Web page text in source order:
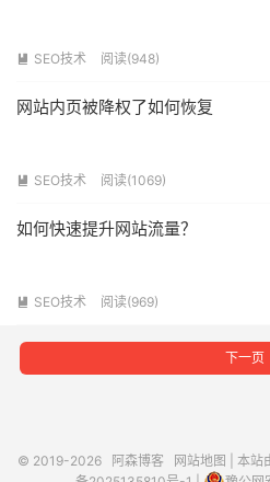
 SEO技术 阅读(948)
网站内页被降权了如何恢复
 SEO技术 阅读(1069)
如何快速提升网站流量？
 SEO技术 阅读(969)
下一页
© 2019-2026 阿森博客 网站地图 | 本站